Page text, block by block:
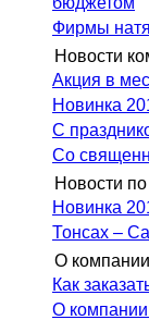
Фирмы
Новости
Акция в
Новинка
С
Со
Новости
Новинка
Тонсах –
О компании
Как
О